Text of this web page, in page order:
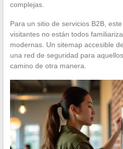
complejas.
Para un sitio de servicios B2B,
visitantes no están todos
modernas. Un sitemap accesible
una red de seguridad para
camino de otra manera.